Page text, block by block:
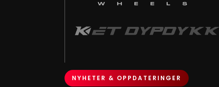
NYHETER & OPPDATERINGER